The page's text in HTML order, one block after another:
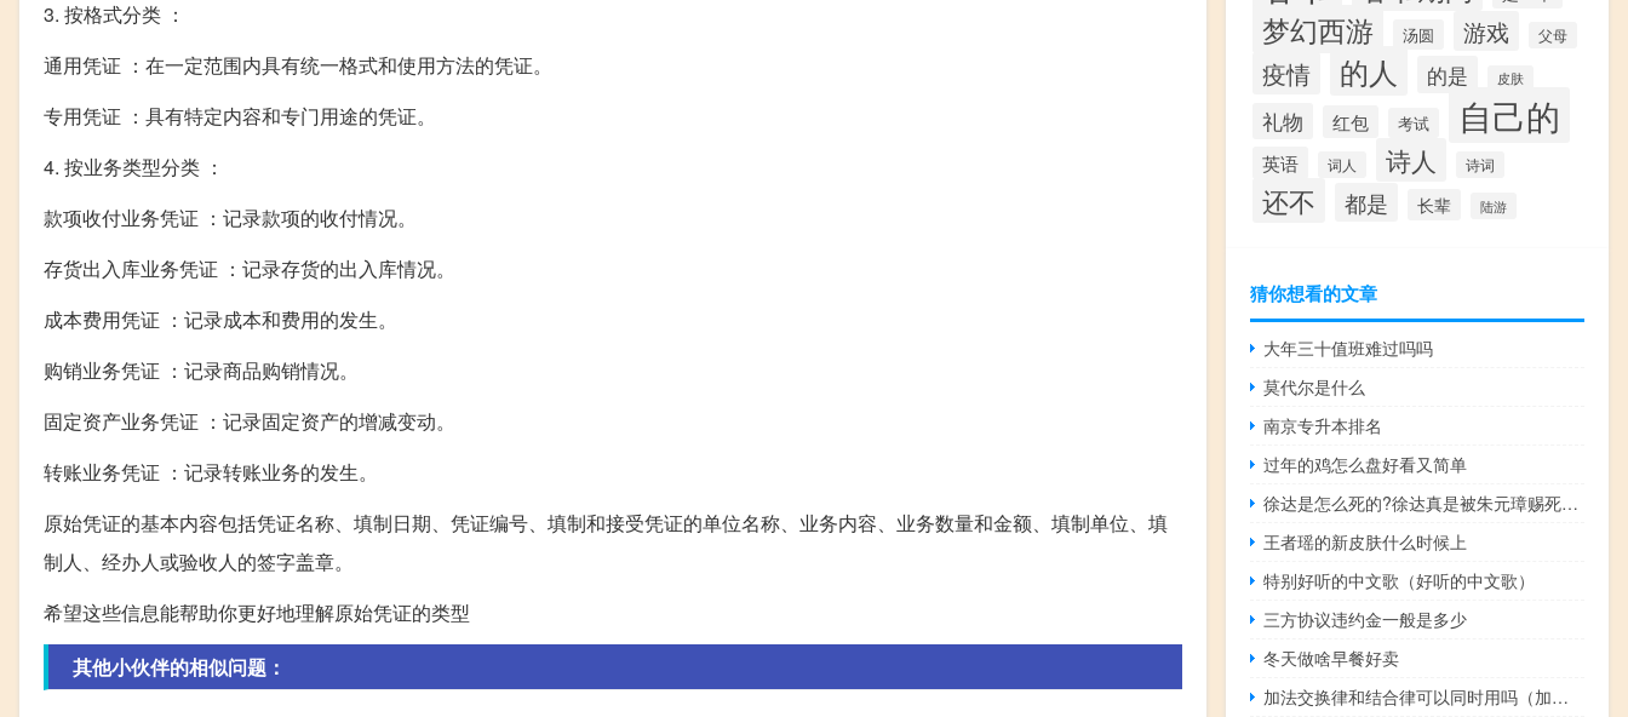
3. 按格式分类 ：
通用凭证 ：在一定范围内具有统一格式和使用方法的凭证。
专用凭证 ：具有特定内容和专门用途的凭证。
4. 按业务类型分类 ：
款项收付业务凭证 ：记录款项的收付情况。
存货出入库业务凭证 ：记录存货的出入库情况。
成本费用凭证 ：记录成本和费用的发生。
购销业务凭证 ：记录商品购销情况。
固定资产业务凭证 ：记录固定资产的增减变动。
转账业务凭证 ：记录转账业务的发生。
原始凭证的基本内容包括凭证名称、填制日期、凭证编号、填制和接受凭证的单位名称、业务内容、业务数量和金额、填制单位、填
制人、经办人或验收人的签字盖章。
希望这些信息能帮助你更好地理解原始凭证的类型
其他小伙伴的相似问题：
梦幻西游 汤圆 游戏 父母
疫情 的人 的是 皮肤
礼物 红包 考试 自己的
英语 词人 诗人 诗词
还不 都是 长辈 陆游
猜你想看的文章
大年三十值班难过吗吗
莫代尔是什么
南京专升本排名
过年的鸡怎么盘好看又简单
徐达是怎么死的?徐达真是被朱元璋赐死的吗?
王者瑶的新皮肤什么时候上
特别好听的中文歌（好听的中文歌）
三方协议违约金一般是多少
冬天做啥早餐好卖
加法交换律和结合律可以同时用吗（加法交换律和结合律）